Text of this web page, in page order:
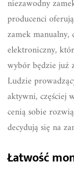
niezawodny
producenci
zamek
elektroniczny,
wybór będzie już
Ludzie
aktywni, częściej
cenią sobie
decydują się na
Łatwość